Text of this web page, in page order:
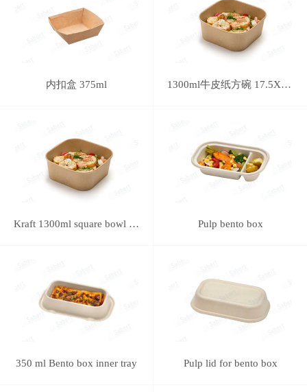
内扣盒 375ml 1300ml牛皮纸方碗 17.5X17.5cm
Kraft 1300ml square bowl 17.5X17.5cm Pulp bento box
350 ml Bento box inner tray Pulp lid for bento box